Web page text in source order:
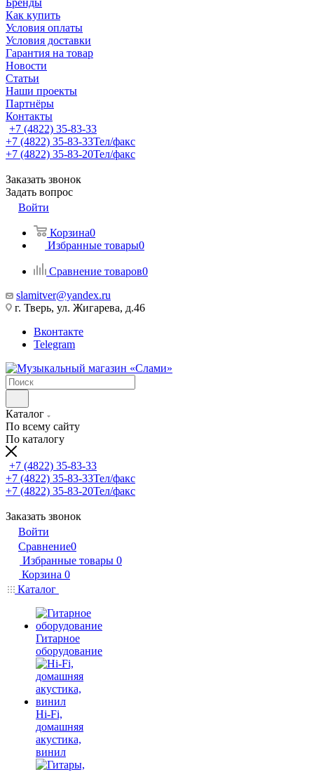
Бренды
Как купить
Условия оплаты
Условия доставки
Гарантия на товар
Новости
Статьи
Наши проекты
Партнёры
Контакты
+7 (4822) 35-83-33
+7 (4822) 35-83-33Тел/факс
+7 (4822) 35-83-20Тел/факс
Заказать звонок
Задать вопрос
Войти
Корзина0
Избранные товары0
Сравнение товаров0
slamitver@yandex.ru
г. Тверь, ул. Жигарева, д.46
Вконтакте
Telegram
Каталог
По всему сайту
По каталогу
+7 (4822) 35-83-33
+7 (4822) 35-83-33Тел/факс
+7 (4822) 35-83-20Тел/факс
Заказать звонок
Войти
Сравнение0
Избранные товары 0
Корзина 0
Каталог
Гитарное
оборудование
Hi-Fi,
домашняя
акустика,
винил